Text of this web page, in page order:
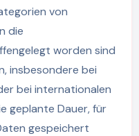
von
die
worden sind
insbesondere bei
bei internationalen
geplante Dauer, für
gespeichert